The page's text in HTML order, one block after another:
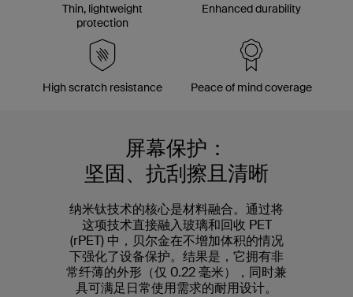
Thin, lightweight
protection
Enhanced durability
High scratch resistance Peace of mind coverage
屏幕保护：
坚固、抗刮擦且清晰
纳米钛技术的核心是材料融合。通过将
这项技术直接融入玻璃和回收 PET
(rPET) 中，贝尔金在不增加体积的情况
下强化了设备保护。结果是，它拥有非
常纤薄的外形（仅 0.22 毫米），同时兼
具可满足日常使用需求的耐用设计。